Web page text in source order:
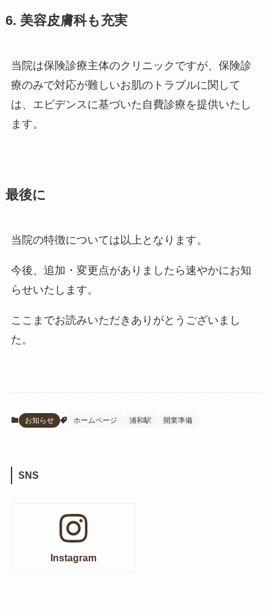
6. 美容皮膚科も充実
当院は保険診療主体のクリニックですが、保険診
療のみで対応が難しいお肌のトラブルに関して
は、エビデンスに基づいた自費診療を提供いたし
ます。
最後に
当院の特徴については以上となります。
今後、追加・変更点がありましたら速やかにお知
らせいたします。
ここまでお読みいただきありがとうございまし
た。
お知らせ ホームページ 浦和駅 開業準備
SNS
Instagram